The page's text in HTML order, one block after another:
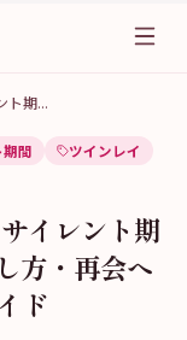
ト期...
間
ツインレイ
イレント期
方・再会へ
ド